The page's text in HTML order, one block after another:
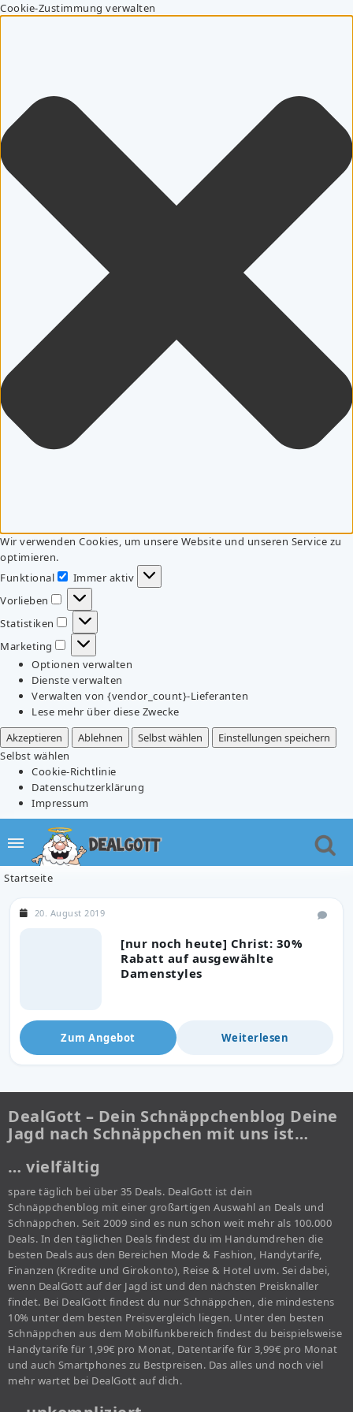
Cookie-Zustimmung verwalten
Wir verwenden Cookies, um unsere Website und unseren Service zu
optimieren.
Funktional
Funktional
Immer aktiv
Vorlieben
Vorlieben
Statistiken
Statistiken
Marketing
Marketing
Optionen verwalten
Dienste verwalten
Verwalten von {vendor_count}-Lieferanten
Lese mehr über diese Zwecke
Akzeptieren
Ablehnen Selbst wählen
Einstellungen speichern
Selbst wählen
Cookie-Richtlinie
Datenschutzerklärung
Impressum
Startseite
[nur noch heute] Christ: 30%
Rabatt auf ausgewählte
Damenstyles
20. August 2019
Zum Angebot Weiterlesen
DealGott – Dein Schnäppchenblog Deine
Jagd nach Schnäppchen mit uns ist…
… vielfältig
spare täglich bei über 35 Deals. DealGott ist dein
Schnäppchenblog mit einer großartigen Auswahl an Deals und
Schnäppchen. Seit 2009 sind es nun schon weit mehr als 100.000
Deals. In den täglichen Deals findest du im Handumdrehen die
besten Deals aus den Bereichen Mode & Fashion, Handytarife,
Finanzen (Kredite und Girokonto), Reise & Hotel uvm. Sei dabei,
wenn DealGott auf der Jagd ist und den nächsten Preisknaller
findet. Bei DealGott findest du nur Schnäppchen, die mindestens
10% unter dem besten Preisvergleich liegen. Unter den besten
Schnäppchen aus dem Mobilfunkbereich findest du beispielsweise
Handytarife für 1,99€ pro Monat, Datentarife für 3,99€ pro Monat
und auch Smartphones zu Bestpreisen. Das alles und noch viel
mehr wartet bei DealGott auf dich.